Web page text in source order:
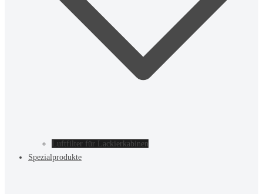
Luftfilter für Lackierkabinen
Spezialprodukte